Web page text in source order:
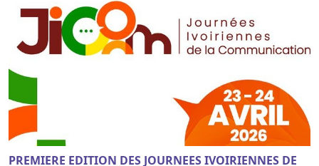
PREMIERE EDITION DES JOURNEES IVOIRIENNES DE